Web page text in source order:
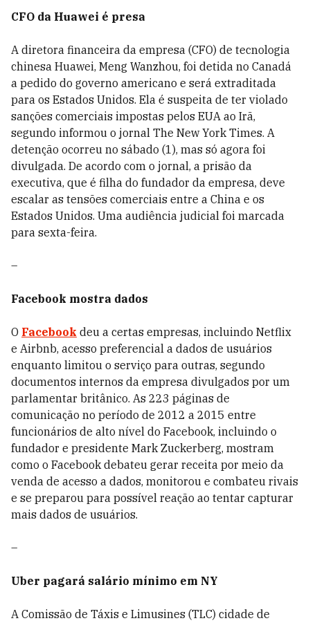
CFO da Huawei é presa
A diretora financeira da empresa (CFO) de tecnologia
chinesa Huawei, Meng Wanzhou, foi detida no Canadá
a pedido do governo americano e será extraditada
para os Estados Unidos. Ela é suspeita de ter violado
sanções comerciais impostas pelos EUA ao Irã,
segundo informou o jornal The New York Times. A
detenção ocorreu no sábado (1), mas só agora foi
divulgada. De acordo com o jornal, a prisão da
executiva, que é filha do fundador da empresa, deve
escalar as tensões comerciais entre a China e os
Estados Unidos. Uma audiência judicial foi marcada
para sexta-feira.
–
Facebook mostra dados
O Facebook deu a certas empresas, incluindo Netflix
e Airbnb, acesso preferencial a dados de usuários
enquanto limitou o serviço para outras, segundo
documentos internos da empresa divulgados por um
parlamentar britânico. As 223 páginas de
comunicação no período de 2012 a 2015 entre
funcionários de alto nível do Facebook, incluindo o
fundador e presidente Mark Zuckerberg, mostram
como o Facebook debateu gerar receita por meio da
venda de acesso a dados, monitorou e combateu rivais
e se preparou para possível reação ao tentar capturar
mais dados de usuários.
–
Uber pagará salário mínimo em NY
A Comissão de Táxis e Limusines (TLC) cidade de